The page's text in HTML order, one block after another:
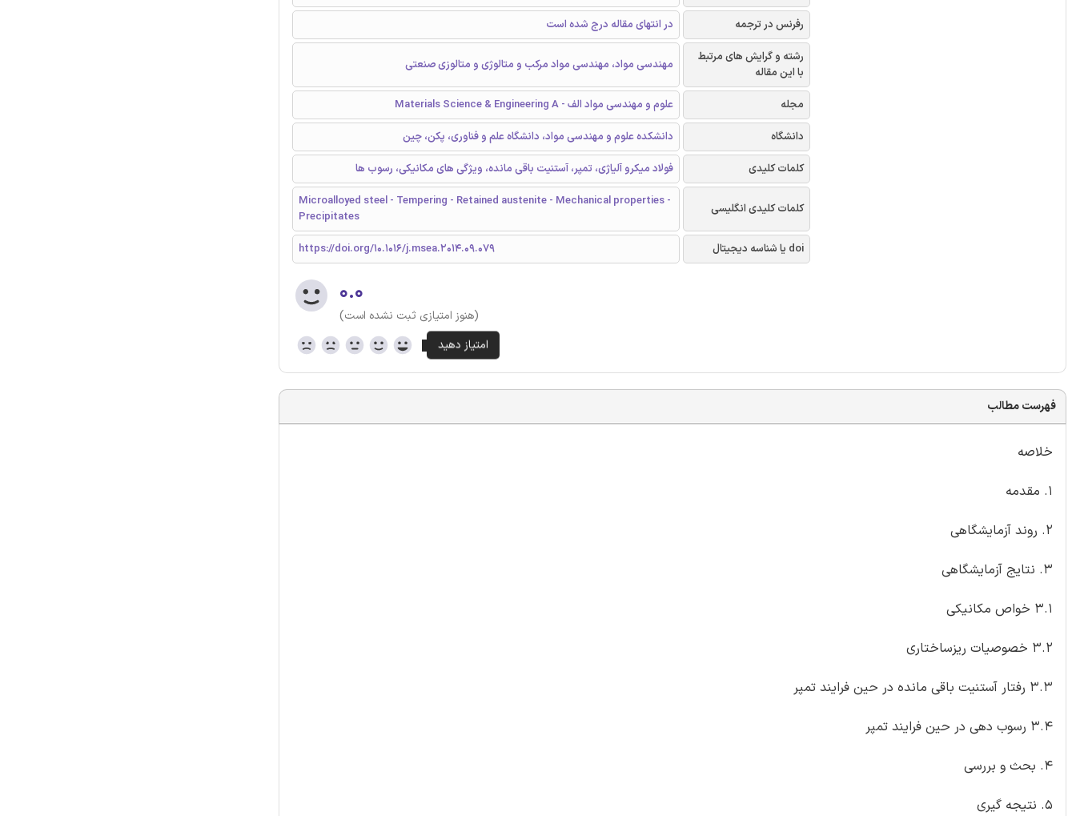
رفرنس در ترجمه
در انتهای مقاله درج شده است
رشته و گرایش های مرتبط
با این مقاله
مهندسی مواد، مهندسی مواد مرکب و متالوژی و متالوزی صنعتی
مجله
علوم و مهندسی مواد الف - Materials Science & Engineering A
دانشگاه
دانشکده علوم و مهندسی مواد، دانشگاه علم و فناوری، پکن، چین
کلمات کلیدی
فولاد میکرو آلیاژی، تمپر، آستنیت باقی مانده، ویژگی های مکانیکی، رسوب ها
کلمات کلیدی انگلیسی
Microalloyed steel - Tempering - Retained austenite - Mechanical properties -
Precipitates
doi یا شناسه دیجیتال
https://doi.org/10.1016/j.msea.2014.09.079
۰.۰
(هنوز امتیازی ثبت نشده است)
فهرست مطالب
خلاصه
1. مقدمه
2. روند آزمایشگاهی
3. نتایج آزمایشگاهی
3.1 خواص مکانیکی
3.2 خصوصیات ریزساختاری
3.3 رفتار آستنیت باقی مانده در حین فرایند تمپر
3.4 رسوب دهی در حین فرایند تمپر
4. بحث و بررسی
5. نتیجه گیری